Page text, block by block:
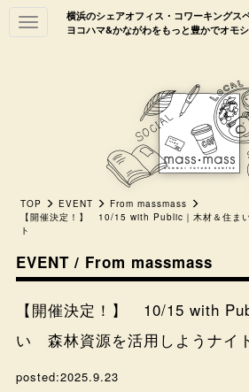
横浜のシェアオフィス・コワーキングス
ヨコハマ&かながわをもっと豊かでオモ
Toggle
navigation
TOP EVENT
From massmass
【開催決定！】 10/15 with Public｜木材＆住ま
ト
EVENT / From massmass
【開催決定！】 10/15 with
い 森林資源を活用しようナイ
posted:2025.9.23